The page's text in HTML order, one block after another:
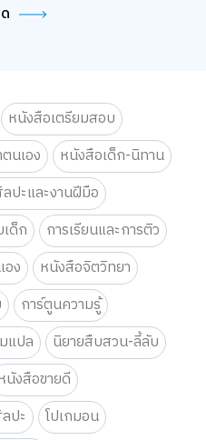
หนังสือเตรียมสอบ
นเอง
หนังสือเด็ก-นิทาน
ปะและงานฝีมือ
ด็ก
การเรียนและการติว
ง
หนังสือจิตวิทยา
การ์ตูนความรู้
แปล
นิยายสืบสวน-ลี้ลับ
นังสือขายดี
ปะ
โปเกมอน